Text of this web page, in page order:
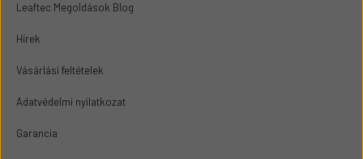
Leaftec Megoldások Blog
Hírek
Vásárlási feltételek
Adatvédelmi nyilatkozat
Garancia